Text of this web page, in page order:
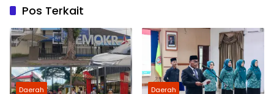
Pos Terkait
Daerah Daerah